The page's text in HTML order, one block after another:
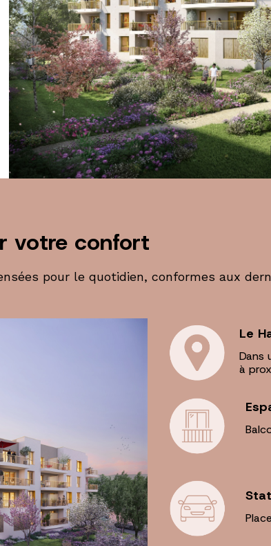
votre confort
pour le quotidien, conformes aux
Le
Dans
à